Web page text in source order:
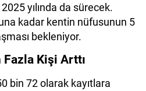
yılında da sürecek.
kadar kentin nüfusunun 5
bekleniyor.
Fazla Kişi Arttı
bin 72 olarak kayıtlara